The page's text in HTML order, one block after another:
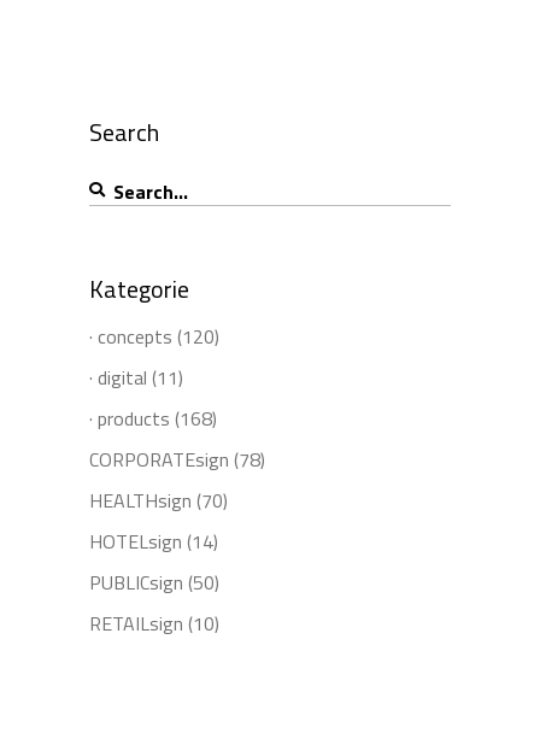
Search
Search
for:
Kategorie
· concepts (120)
· digital (11)
· products (168)
CORPORATEsign (78)
HEALTHsign (70)
HOTELsign (14)
PUBLICsign (50)
RETAILsign (10)